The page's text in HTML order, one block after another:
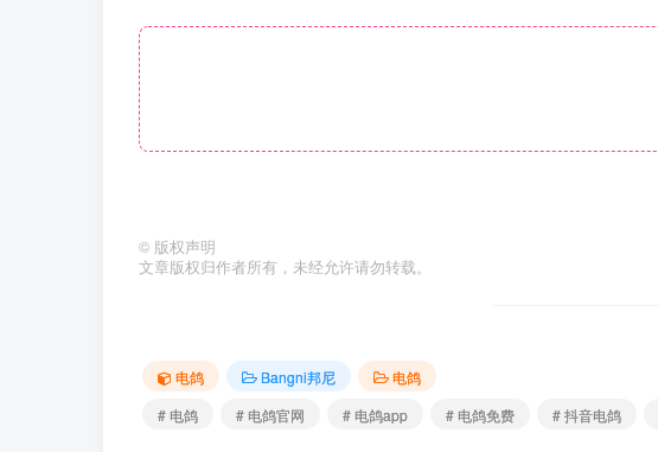
© 版权声明
文章版权归作者所有，未经允许请勿转载。
电鸽 Bangni邦尼
电鸽
# 电鸽
# 电鸽官网 # 电鸽app # 电鸽免费 # 抖音电鸽